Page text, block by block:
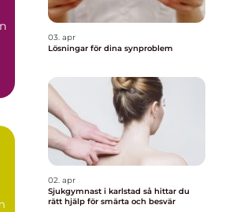
03. apr
Lösningar för dina synproblem
02. apr
Sjukgymnast i karlstad så hittar du
rätt hjälp för smärta och besvär